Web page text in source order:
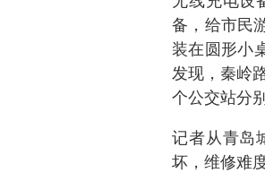
备，给市民
装在圆形小
发现，秦岭
个公交站分
记者从青岛
坏，维修难